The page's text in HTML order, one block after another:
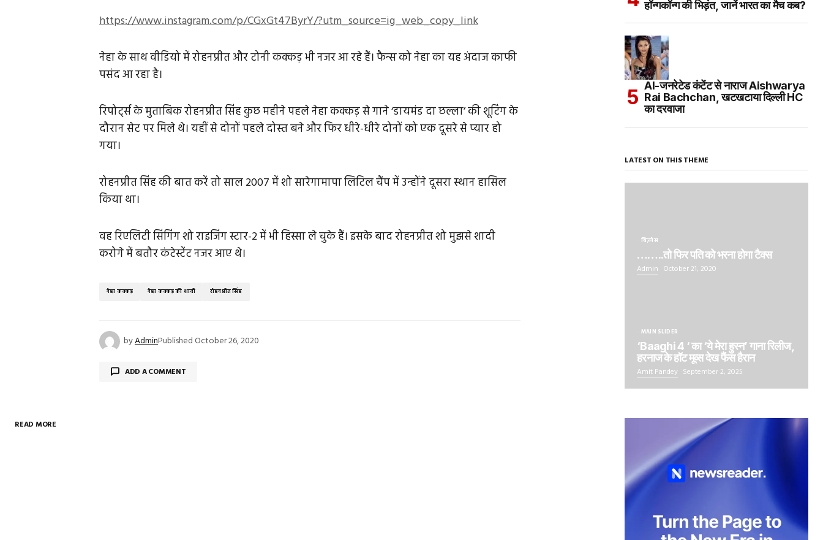
https://www.instagram.com/p/CGxGt47ByrY/?utm_source=ig_web_copy_link
नेहा के साथ वीडियो में रोहनप्रीत और टोनी कक्कड़ भी नजर आ रहे हैं। फैन्स को नेहा का यह अंदाज काफी
पसंद आ रहा है।
रिपोर्ट्स के मुताबिक रोहनप्रीत सिंह कुछ महीने पहले नेहा कक्कड़ से गाने ‘डायमंड दा छल्ला’ की शूटिंग के
दौरान सेट पर मिले थे। यहीं से दोनों पहले दोस्त बने और फिर धीरे-धीरे दोनों को एक दूसरे से प्यार हो
गया।
रोहनप्रीत सिंह की बात करें तो साल 2007 में शो सारेगामापा लिटिल चैंप में उन्होंने दूसरा स्थान हासिल
किया था।
वह रिएलिटी सिंगिंग शो राइजिंग स्टार-2 में भी हिस्सा ले चुके हैं। इसके बाद रोहनप्रीत शो मुझसे शादी
करोगे में बतौर कंटेस्टेंट नजर आए थे।
नेहा कक्कड़ नेहा कक्कड़ की शादी रोहनप्रीत सिंह
byAdminPublishedOctober 26, 2020
ADD A COMMENT
READ MORE
हॉन्गकॉन्ग की भिड़ंत, जानें भारत का मैच कब?
AI-जनरेटेड कंटेंट से नाराज Aishwarya
Rai Bachchan, खटखटाया दिल्ली HC
का दरवाजा
LATEST ON THIS THEME
बिज़नेस
……..तो फिर पति को भरना होगा टैक्स
Admin October 21, 2020
MAIN SLIDER
‘Baaghi 4 ‘ का ‘ये मेरा हुस्न’ गाना रिलीज,
हरनाज के हॉट मूव्स देख फैंस हैरान
Amit Pandey September 2, 2025